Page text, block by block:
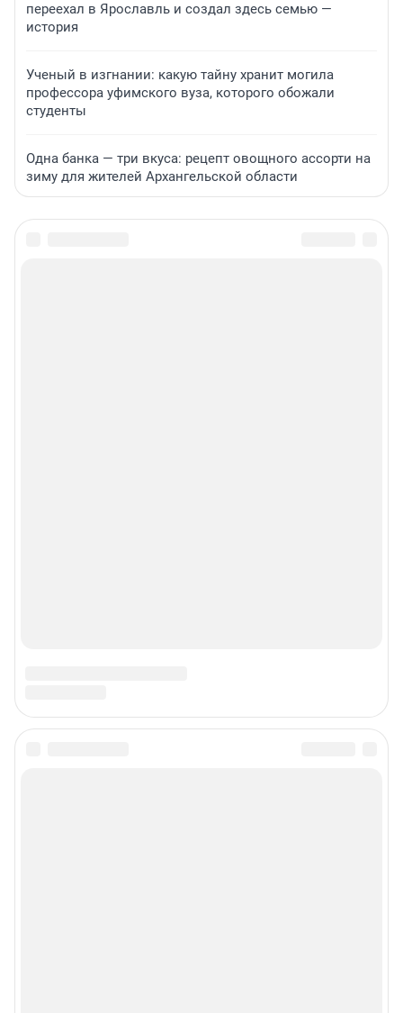
переехал в Ярославль и создал здесь семью —
история
Ученый в изгнании: какую тайну хранит могила
профессора уфимского вуза, которого обожали
студенты
Одна банка — три вкуса: рецепт овощного ассорти на
зиму для жителей Архангельской области